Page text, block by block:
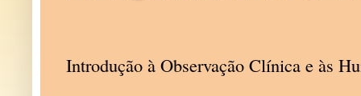
Introdução à Observação Clínica e às